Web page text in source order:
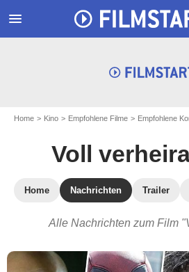
menu
Home Kino Empfohlene Filme Empfohlene
Voll
Home Nachrichten Trailer
Alle Nachrichten zum Film